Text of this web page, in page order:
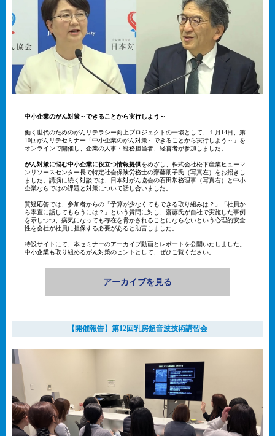
中小企業のがん対策～できることから実行しよう～
働く世代のためのがんリテラシー向上プロジェクトの一環として、１月14日、第
10回がんリテセミナー「中小企業のがん対策～できることから実行しよう～」を
オンラインで開催し、企業の人事・総務担当者、経営者が参加しました。
がん対策に悩む中小企業に役立つ情報提供をめざし、株式会社松下産業ヒューマ
ンリソースセンター長で特定社会保険労務士の齋藤朋子氏（写真左）をお招きし
ました。講演に続く対談では、日本対がん協会の石田常務理事（写真右）と中小
企業ならではの課題と対策について話し合いました。
質疑応答では、参加者からの「予算が少なくてもできる取り組みは？」「社員か
ら率直に話してもらうには？」という質問に対し、齋藤氏が自社で実施した事例
を示しつつ、病気になっても存在を脅かされることにならないという心理的安全
性を会社が社員に担保する必要があると助言しました。
特設サイトにて、本セミナーのアーカイブ動画とレポートを公開いたしました。
中小企業も取り組めるがん対策のヒントとして、ぜひご覧ください。
アーカイブを見る
【開催報告】第12回乳房超音波技術講習会